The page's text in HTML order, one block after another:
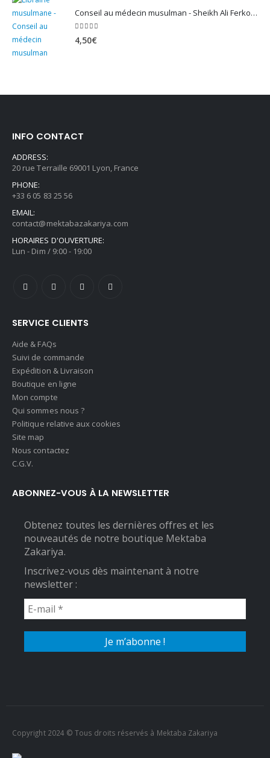
Conseil au médecin musulman - Sheikh Ali Ferkous
5.00sur 5
4,50€
INFO CONTACT
ADDRESS:
20 rue Terraille 69001 Lyon, France
PHONE:
+33 6 05 83 25 56
EMAIL:
contact@mektabazakariya.com
HORAIRES D'OUVERTURE:
Lun - Dim / 9:00 - 19:00
SERVICE CLIENTS
Aide & FAQs
Suivi de commande
Expédition & Livraison
Boutique en ligne
Mon compte
Qui sommes nous ?
Politique relative aux cookies
Site map
Nous contactez
C.G.V.
ABONNEZ-VOUS À LA NEWSLETTER
Obtenez toutes les dernières offres et les
nouveautés de notre boutique Mektaba
Zakariya.
Inscrivez-vous dès maintenant à notre
newsletter :
Copyright 2024 © Tous droits réservés à Mektaba Zakariya